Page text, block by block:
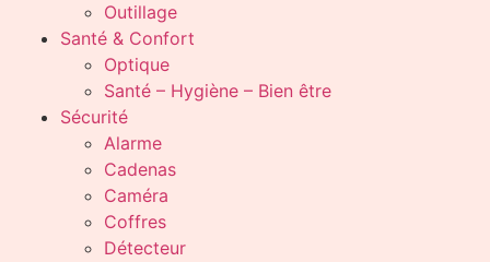
Outillage
Santé & Confort
Optique
Santé – Hygiène – Bien être
Sécurité
Alarme
Cadenas
Caméra
Coffres
Détecteur